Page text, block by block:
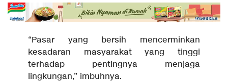
“Pasar yang bersih mencerminkan
kesadaran masyarakat yang tinggi
terhadap pentingnya menjaga
lingkungan,” imbuhnya.